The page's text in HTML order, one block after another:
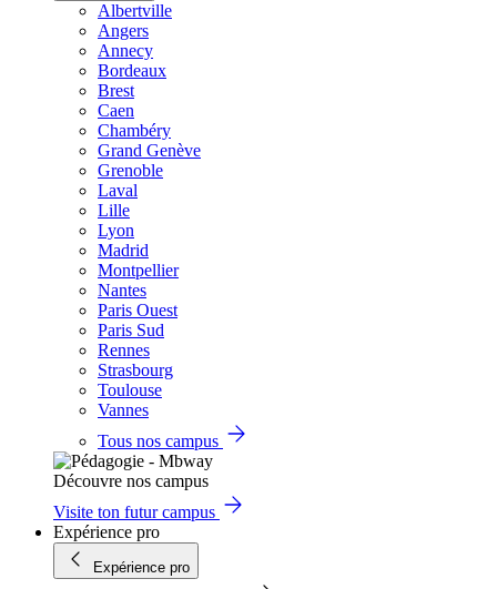
Albertville
Angers
Annecy
Bordeaux
Brest
Caen
Chambéry
Grand Genève
Grenoble
Laval
Lille
Lyon
Madrid
Montpellier
Nantes
Paris Ouest
Paris Sud
Rennes
Strasbourg
Toulouse
Vannes
Tous nos campus
Découvre nos campus
Visite ton futur campus
Expérience pro
Expérience pro